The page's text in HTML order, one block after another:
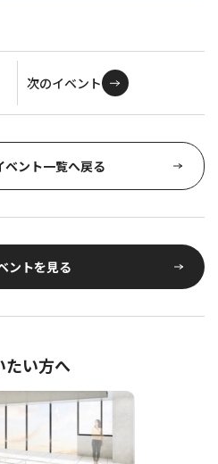
ントを見る
たい方へ
次のイベント
ベント一覧へ戻る